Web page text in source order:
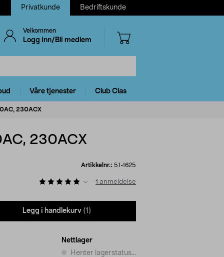
Privatkunde Bedriftskunde
Velkommen
Logg inn/Bli medlem
Våre tjenester Club Clas
230ACX
230ACX
Artikkelnr.: 51-1625
1 anmeldelse
Legg i handlekurv (1)
Nettlager
Henter lagerstatus...